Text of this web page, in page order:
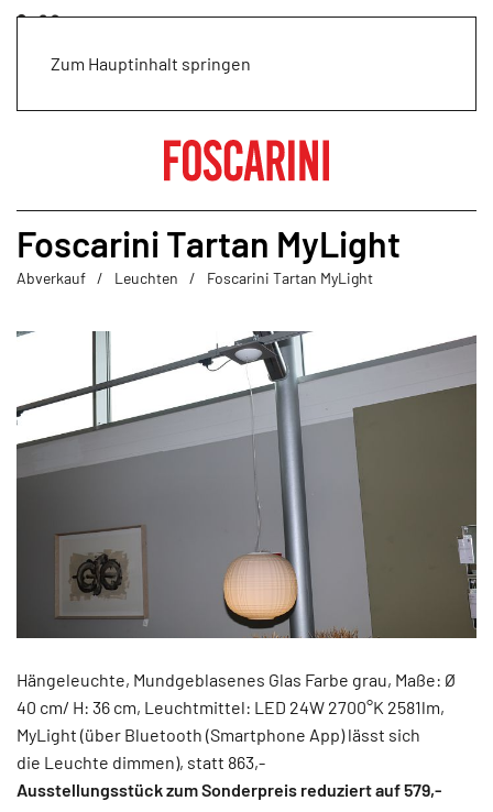
Zum Hauptinhalt springen
Foscarini Tartan MyLight
Abverkauf Leuchten Foscarini Tartan MyLight
Hängeleuchte, Mundgeblasenes Glas Farbe grau, Maße: Ø
40 cm/ H: 36 cm, Leuchtmittel: LED 24W 2700°K 2581lm,
MyLight (über Bluetooth (Smartphone App) lässt sich
die Leuchte dimmen), statt 863,-
Ausstellungsstück zum Sonderpreis reduziert auf 579,-